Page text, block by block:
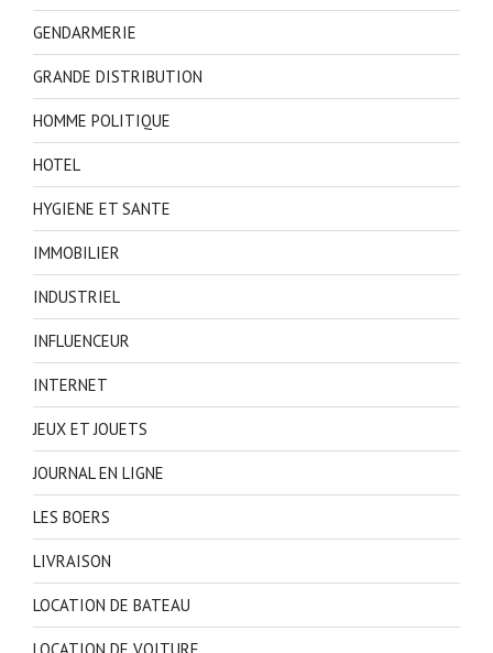
GENDARMERIE
GRANDE DISTRIBUTION
HOMME POLITIQUE
HOTEL
HYGIENE ET SANTE
IMMOBILIER
INDUSTRIEL
INFLUENCEUR
INTERNET
JEUX ET JOUETS
JOURNAL EN LIGNE
LES BOERS
LIVRAISON
LOCATION DE BATEAU